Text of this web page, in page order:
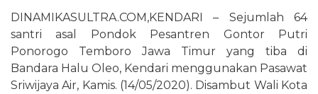
DINAMIKASULTRA.COM,KENDARI – Sejumlah 64
santri asal Pondok Pesantren Gontor Putri
Ponorogo Temboro Jawa Timur yang tiba di
Bandara Halu Oleo, Kendari menggunakan Pasawat
Sriwijaya Air, Kamis. (14/05/2020). Disambut Wali Kota